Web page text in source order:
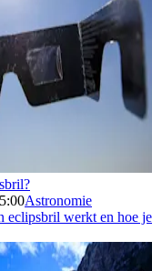
Astronomie
eclipsbril werkt en hoe